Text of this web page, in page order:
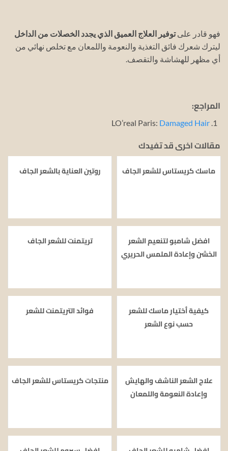
فهو قادر علىتوفير العلاج العميق الذي يجدد الخصلات من الداخل
ليترك شعرك فائق التغذية والنعومة واللمعان مع تخلص نهائي من
أي مظهر للهشاشة والتقصف.
المراجع:
LO’real Paris: Damaged Hair
مقالات اخرى قد تفيدك
ماسك كريستاس للشعر الجاف روتين العناية بالشعر الجاف
افضل شامبو لتنعيم الشعر
الخشن وإعادة الملمس الحريري
تريتمنت للشعر الجاف
كيفية أختيار ماسك للشعر
حسب نوع الشعر
فوائد التريتمنت للشعر
علاج الشعر الناشف والهايش
وإعادة النعومة واللمعان
منتجات كريستاس للشعر الجاف